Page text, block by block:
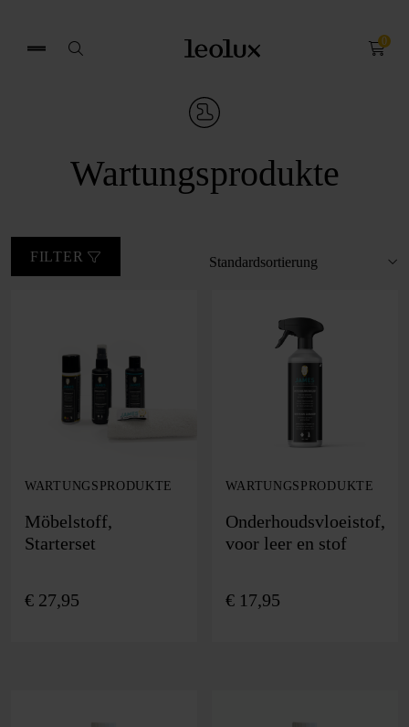
Search
0
Wartungsprodukte
FILTER
WARTUNGSPRODUKTE
Möbelstoff,
Starterset
€ 27,95
WARTUNGSPRODUKTE
Onderhoudsvloeistof,
voor leer en stof
€ 17,95